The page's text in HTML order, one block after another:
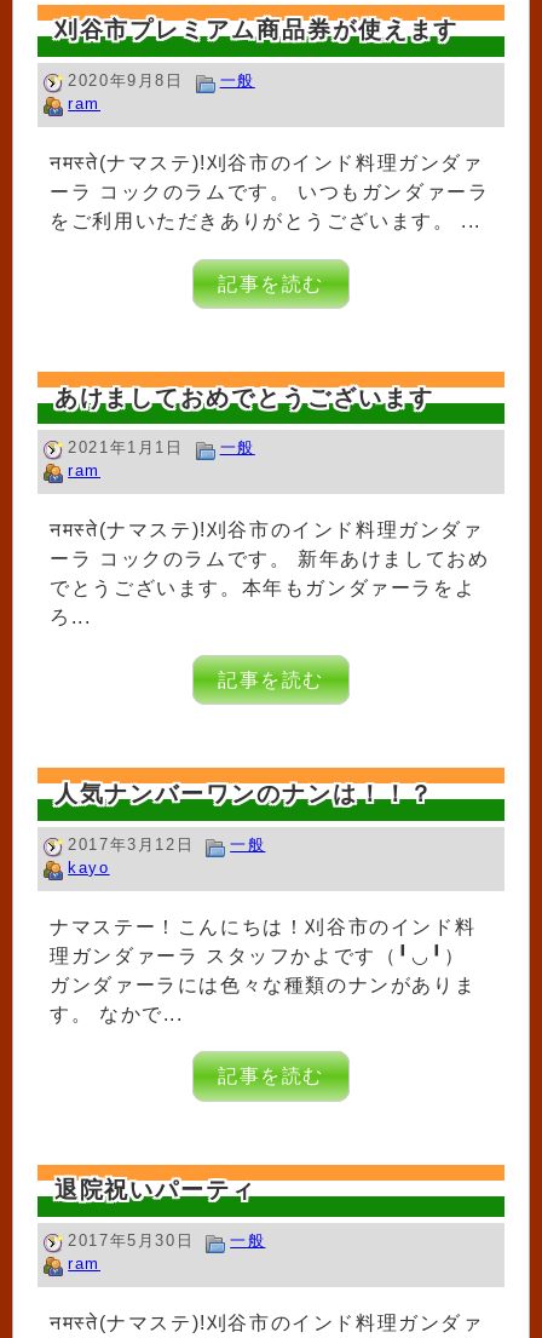
刈谷市プレミアム商品券が使えます
2020年9月8日
一般
ram
नमस्ते(ナマステ)!刈谷市のインド料理ガンダァ
ーラ コックのラムです。 いつもガンダァーラ
をご利用いただきありがとうございます。 ...
記事を読む
あけましておめでとうございます
2021年1月1日
一般
ram
नमस्ते(ナマステ)!刈谷市のインド料理ガンダァ
ーラ コックのラムです。 新年あけましておめ
でとうございます。本年もガンダァーラをよ
ろ...
記事を読む
人気ナンバーワンのナンは！！？
2017年3月12日
一般
kayo
ナマステー！こんにちは！刈谷市のインド料
理ガンダァーラ スタッフかよです（╹◡╹）
ガンダァーラには色々な種類のナンがありま
す。 なかで...
記事を読む
退院祝いパーティ
2017年5月30日
一般
ram
नमस्ते(ナマステ)!刈谷市のインド料理ガンダァ